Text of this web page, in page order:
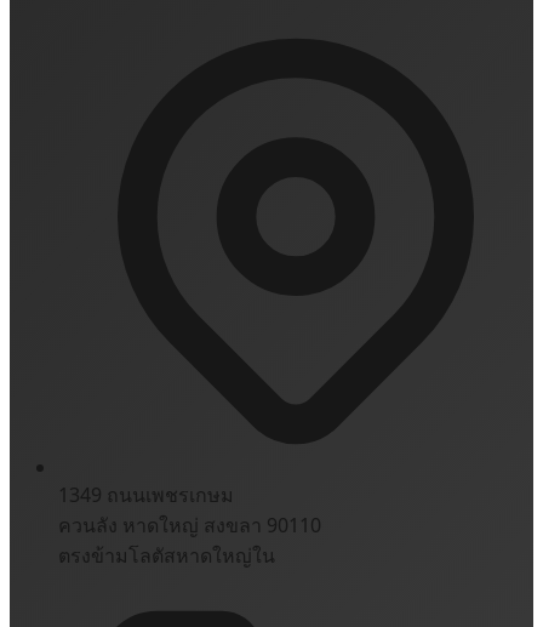
1349 ถนนเพชรเกษม
ควนลัง หาดใหญ่ สงขลา 90110
ตรงข้ามโลตัสหาดใหญ่ใน